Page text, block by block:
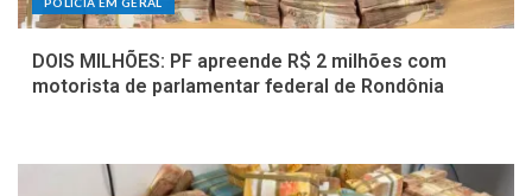
POLÍCIA EM GERAL
DOIS MILHÕES: PF apreende R$ 2 milhões com
motorista de parlamentar federal de Rondônia